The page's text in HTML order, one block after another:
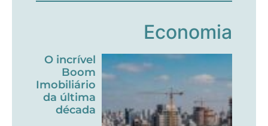
Economia
O incrível
Boom
Imobiliário
da última
década